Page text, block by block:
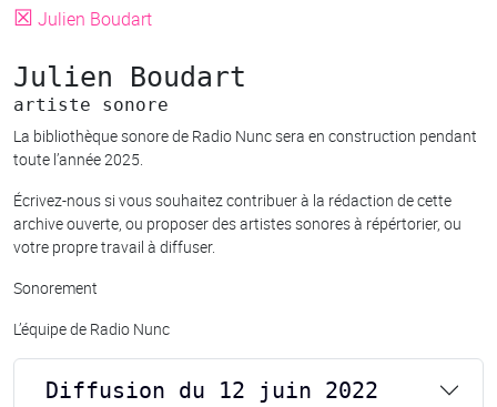
☒ Julien Boudart
Julien Boudart
artiste sonore
La bibliothèque sonore de Radio Nunc sera en construction pendant
toute l’année 2025.
Écrivez-nous si vous souhaitez contribuer à la rédaction de cette
archive ouverte, ou proposer des artistes sonores à répértorier, ou
votre propre travail à diffuser.
Sonorement
L’équipe de Radio Nunc
Diffusion du 12 juin 2022